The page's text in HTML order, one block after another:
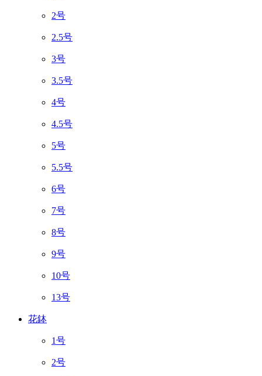
2号
2.5号
3号
3.5号
4号
4.5号
5号
5.5号
6号
7号
8号
9号
10号
13号
花鉢
1号
2号